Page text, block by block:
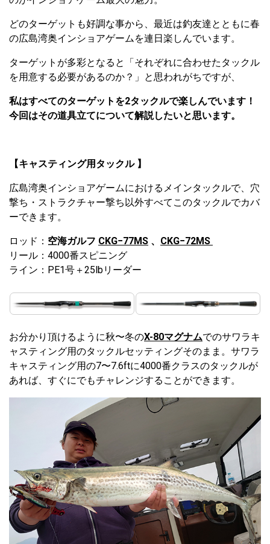
どのターゲットも好調な事から、最近は釣友達とともに春
の広島湾奥インショアゲームを連日楽しんでいます。
ターゲットが多彩となると「それぞれに合わせたタックル
を用意する必要があるのか？」と思われがちですが、
私はすべてのターゲットを2タックルで楽しんでいます！
今回はその道具立てについて解説したいと思います。
【キャスティング用タックル 】
広島湾奥インショアゲームにおけるメインタックルで、穴
撃ち・ストラクチャー撃ち以外すべてこのタックルでカバ
ーできます。
ロッド： 空海ガルフ CKG−77MS 、 CKG−72MS
リール：4000番スピニング
ライン：PE1号＋25lbリーダー
お分かり頂けるように秋〜冬のX-80マグナムでのサワラキ
ャスティング用のタックルセッティングそのまま。サワラ
キャスティング用の7〜7.6ftに4000番クラスのタックルが
あれば、すぐにでもチャレンジすることができます。